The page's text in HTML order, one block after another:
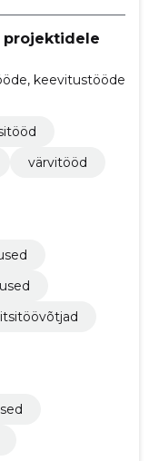
projektidele
keevitustööde
värvitööd